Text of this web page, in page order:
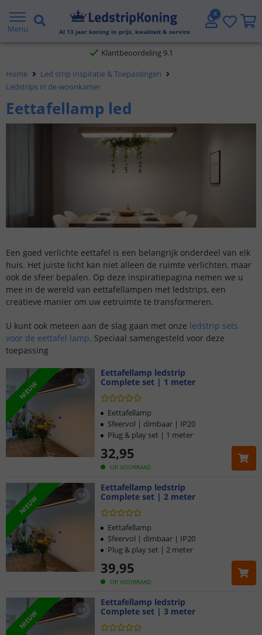
Menu Al 13 jaar koning in prijs, kwaliteit & service
Gratis verzending vanaf € 20,- NL en BE
Klantbeoordeling 9.1
Voor 23:45 uur besteld,morgen in huis
Home
Led strip Inspiratie & Toepassingen
Ledstrips in de woonkamer
Eettafellamp led
Een goed verlichte eettafel is een belangrijk onderdeel van elk
huis. Het juiste licht kan niet alleen de ruimte verlichten, maar
ook de sfeer bepalen. Op deze inspiratiepagina nemen we u
mee in de wereld van eettafellampen met ledstrips, een
creatieve manier om uw eetruimte te transformeren.
U kunt ook meteen aan de slag gaan met onze ledstrip sets
voor de eettafel lamp. Speciaal samengesteld voor deze
toepassing
NIEUW
Eettafellamp ledstrip
Complete set | 1 meter
OP VOORRAAD
32,95
Eettafellamp
Sfeervol | dimbaar | IP20
Plug & play set | 1 meter
NIEUW
Eettafellamp ledstrip
Complete set | 2 meter
OP VOORRAAD
39,95
Eettafellamp
Sfeervol | dimbaar | IP20
Plug & play set | 2 meter
NIEUW
Eettafellamp ledstrip
Complete set | 3 meter